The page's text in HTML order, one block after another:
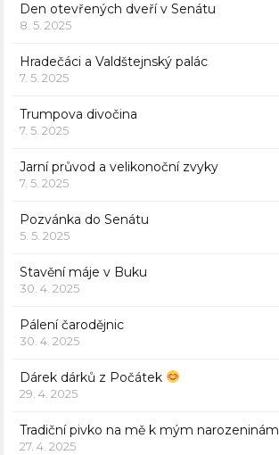
Den otevřených dveří v Senátu
8. 5. 2025
Hradečáci a Valdštejnský palác
7. 5. 2025
Trumpova divočina
7. 5. 2025
Jarní průvod a velikonoční zvyky
7. 5. 2025
Pozvánka do Senátu
5. 5. 2025
Stavění máje v Buku
30. 4. 2025
Pálení čarodějnic
30. 4. 2025
Dárek dárků z Počátek
29. 4. 2025
Tradiční pivko na mě k mým narozeninám
27. 4. 2025